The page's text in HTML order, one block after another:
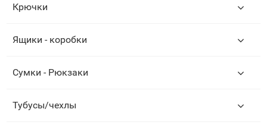
Крючки
Ящики - коробки
Сумки - Рюкзаки
Тубусы/чехлы